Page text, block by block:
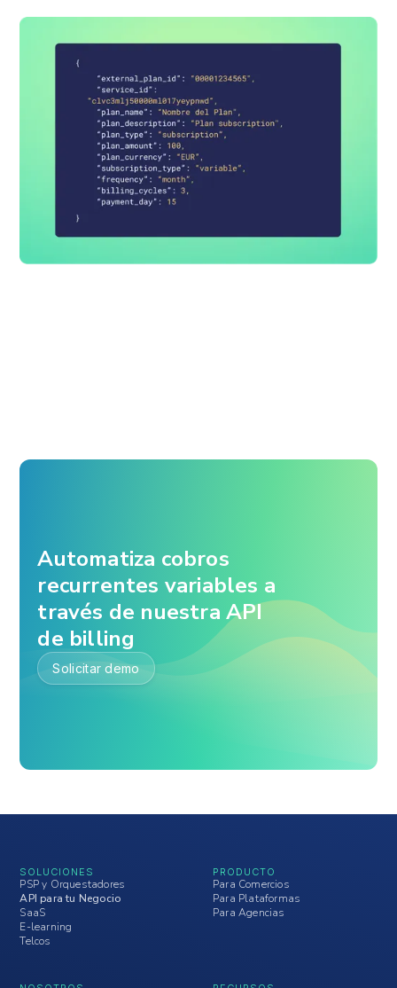
Automatiza cobros
recurrentes variables a
través de nuestra API
de billing
Solicitar demo
SOLUCIONES
PSP y Orquestadores
API para tu Negocio
SaaS
E-learning
Telcos
PRODUCTO
Para Comercios
Para Plataformas
Para Agencias